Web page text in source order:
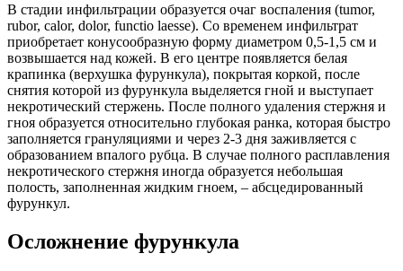
В стадии инфильтрации образуется очаг воспаления (tumor,
rubor, calor, dolor, functio laesse). Co временем инфильтрат
приобретает конусообразную форму диаметром 0,5-1,5 см и
возвышается над кожей. В его центре появляется белая
крапинка (верхушка фурункула), покрытая коркой, после
снятия которой из фурункула выделяется гной и выступает
некротический стержень. После полного удаления стержня и
гноя образуется относительно глубокая ранка, которая быстро
заполняется грануляциями и через 2-3 дня заживляется с
образованием впалого рубца. В случае полного расплавления
некротического стержня иногда образуется небольшая
полость, заполненная жидким гноем, – абсцедированный
фурункул.
Осложнение фурункула